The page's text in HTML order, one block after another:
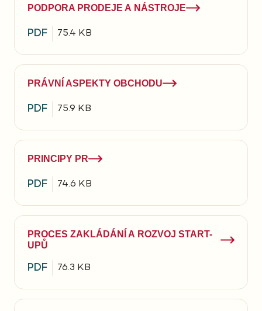
PODPORA PRODEJE A NÁSTROJE
PDF 75.4 KB
PRÁVNÍ ASPEKTY OBCHODU
PDF 75.9 KB
PRINCIPY PR
PDF 74.6 KB
PROCES ZAKLÁDÁNÍ A ROZVOJ START-
UPŮ
PDF 76.3 KB